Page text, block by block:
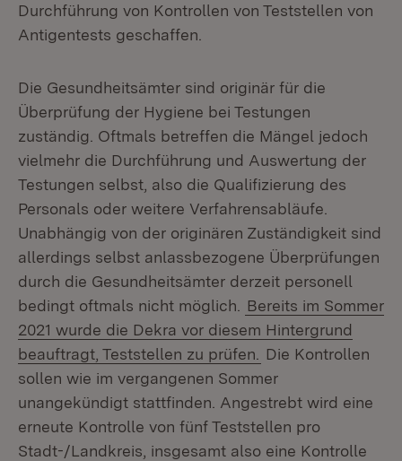
Durchführung von Kontrollen von Teststellen von
Antigentests geschaffen.
Die Gesundheitsämter sind originär für die
Überprüfung der Hygiene bei Testungen
zuständig. Oftmals betreffen die Mängel jedoch
vielmehr die Durchführung und Auswertung der
Testungen selbst, also die Qualifizierung des
Personals oder weitere Verfahrensabläufe.
Unabhängig von der originären Zuständigkeit sind
allerdings selbst anlassbezogene Überprüfungen
durch die Gesundheitsämter derzeit personell
bedingt oftmals nicht möglich.
Bereits im Sommer
2021 wurde die Dekra vor diesem Hintergrund
beauftragt, Teststellen zu prüfen.
Die Kontrollen
sollen wie im vergangenen Sommer
unangekündigt stattfinden. Angestrebt wird eine
erneute Kontrolle von fünf Teststellen pro
Stadt-/Landkreis, insgesamt also eine Kontrolle